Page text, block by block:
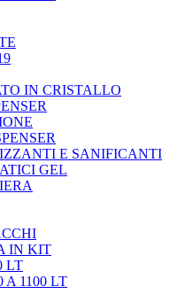
IN CRISTALLO
E SANIFICANTI
GEL
IN KIT
LT
A 1100 LT